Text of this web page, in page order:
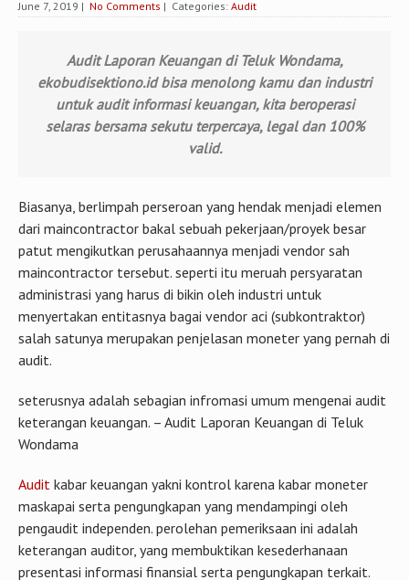
June 7, 2019 | No Comments | Categories: Audit
Audit Laporan Keuangan di Teluk Wondama,
ekobudisektiono.id bisa menolong kamu dan industri
untuk audit informasi keuangan, kita beroperasi
selaras bersama sekutu terpercaya, legal dan 100%
valid.
Biasanya, berlimpah perseroan yang hendak menjadi elemen
dari maincontractor bakal sebuah pekerjaan/proyek besar
patut mengikutkan perusahaannya menjadi vendor sah
maincontractor tersebut. seperti itu meruah persyaratan
administrasi yang harus di bikin oleh industri untuk
menyertakan entitasnya bagai vendor aci (subkontraktor)
salah satunya merupakan penjelasan moneter yang pernah di
audit.
seterusnya adalah sebagian infromasi umum mengenai audit
keterangan keuangan. – Audit Laporan Keuangan di Teluk
Wondama
Audit kabar keuangan yakni kontrol karena kabar moneter
maskapai serta pengungkapan yang mendampingi oleh
pengaudit independen. perolehan pemeriksaan ini adalah
keterangan auditor, yang membuktikan kesederhanaan
presentasi informasi finansial serta pengungkapan terkait.